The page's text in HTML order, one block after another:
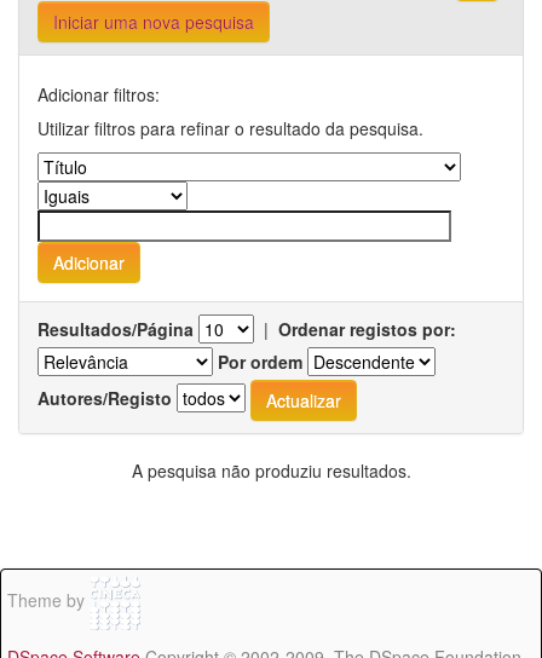
Iniciar uma nova pesquisa
Adicionar filtros:
Utilizar filtros para refinar o resultado da pesquisa.
Resultados/Página | Ordenar registos por:
Por ordem
Autores/Registo
A pesquisa não produziu resultados.
Theme by